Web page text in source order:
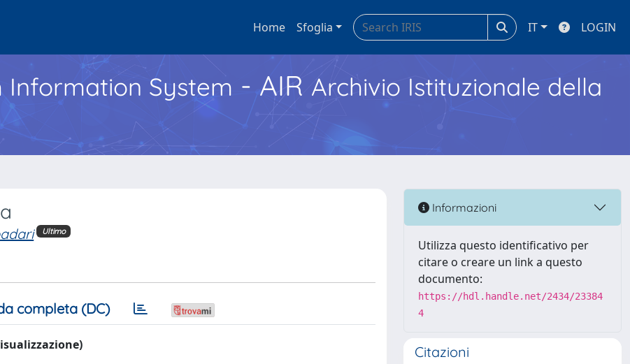
Home Sfoglia IT LOGIN
Information System - AIR Archivio Istituzionale della
Ultimo
completa (DC)
Informazioni
Utilizza questo identificativo per
citare o creare un link a questo
documento:
https://hdl.handle.net/2434/23384
4
Citazioni